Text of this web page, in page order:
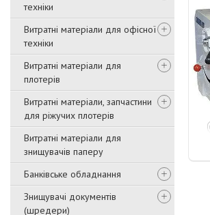
техніки
Витратні матеріали для офісної
техніки
Витратні матеріали для
плотерів
Витратні матеріали, запчастини
для ріжучих плотерів
Витратні матеріали для
знищувачів паперу
Банківське обладнання
Знищувачі документів
(шредери)